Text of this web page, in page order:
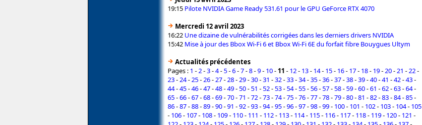
19:15 Pilote NVIDIA Game Ready 531.61 pour le GPU GeForce RTX 4070
Mercredi 12 avril 2023
16:22 Une dizaine de vulnérabilités corrigées dans les derniers drivers NVIDIA
15:42 Mise à jour des Bbox Wi-Fi 6 et Bbox Wi-Fi 6E du forfait fibre Bouygues Ultym
Actualités précédentes
Pages : 1 - 2-3-4-5-6-7-8-9- 10- 11 - 12- 13- 14- 15- 16- 17- 18- 19- 20- 21 - 22-
23- 24- 25- 26- 27- 28- 29-30-31 -32-33-34-35-36-37-38-39-40-41 -42-43-
44-45-46-47-48-49-50-51 -52-53-54-55-56-57-58-59-60-61 -62-63-64-
65-66-67-68-69-70-71 -72-73-74-75-76-77-78-79-80-81 -82-83-84-85-
86-87-88-89-90-91 -92-93-94-95-96-97-98-99- 100- 101 - 102- 103- 104- 105
- 106- 107- 108- 109- 110- 111 - 112- 113- 114- 115- 116- 117- 118- 119- 120- 121 -